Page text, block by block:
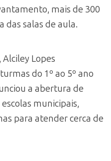
mais de 300
das salas de aula.
Alciley Lopes
do 1º ao 5º ano
a abertura de
municipais,
para atender cerca de